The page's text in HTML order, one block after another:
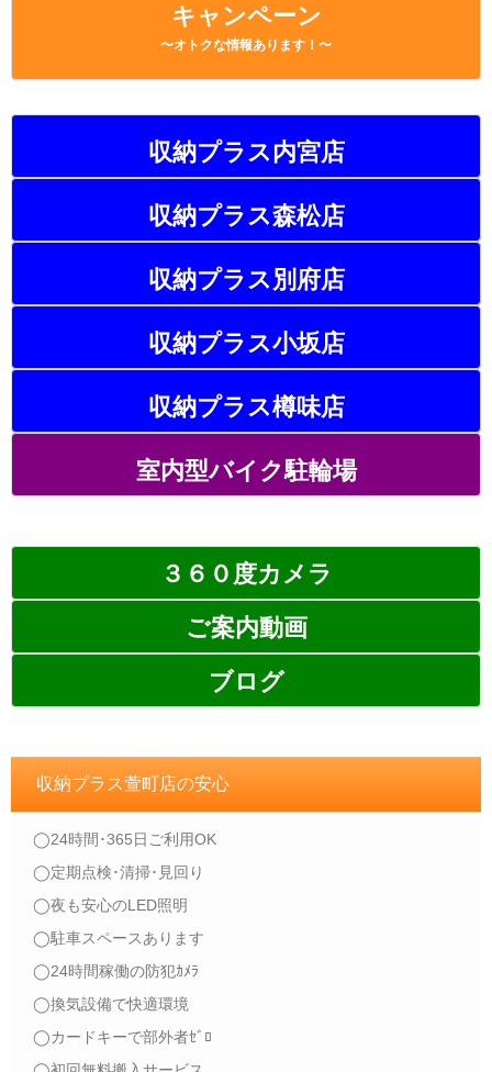
キャンペーン
〜オトクな情報あります！〜
収納プラス内宮店
収納プラス森松店
収納プラス別府店
収納プラス小坂店
収納プラス樽味店
室内型バイク駐輪場
３６０度カメラ
ご案内動画
ブログ
収納プラス萱町店の安心
◯24時間･365日ご利用OK
◯定期点検･清掃･見回り
◯夜も安心のLED照明
◯駐車スペースあります
◯24時間稼働の防犯ｶﾒﾗ
◯換気設備で快適環境
◯カードキーで部外者ｾﾞﾛ